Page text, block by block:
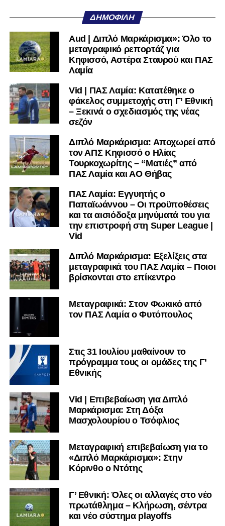
υπόλοιπο κόσμο. Ακολουθήστε το lamiara.gr στο
Twitterκαι στοInstagram
μαθαίνετε σε χρόνο dt όλα τα νέα.
ΔΗΜΟΦΙΛΉ
Aud | Διπλό Μαρκάρισμα»: Όλο το
μεταγραφικό ρεπορτάζ για
Κηφισσό, Αστέρα Σταυρού και ΠΑΣ
Λαμία
Vid | ΠΑΣ Λαμία: Κατατέθηκε ο
φάκελος συμμετοχής στη Γ’ Εθνική
– Ξεκινά ο σχεδιασμός της νέας
σεζόν
Διπλό Μαρκάρισμα: Αποχωρεί από
τον ΑΠΣ Κηφισσό ο Ηλίας
Τουρκοχωρίτης – “Ματιές” από
ΠΑΣ Λαμία και ΑΟ Θήβας
ΠΑΣ Λαμία: Εγγυητής ο
Παπαϊωάννου – Οι προϋποθέσεις
και τα αισιόδοξα μηνύματά του για
την επιστροφή στη Super League |
Vid
Διπλό Μαρκάρισμα: Εξελίξεις στα
μεταγραφικά του ΠΑΣ Λαμία – Ποιοι
βρίσκονται στο επίκεντρο
Μεταγραφικά: Στον Φωκικό από
τον ΠΑΣ Λαμία ο Φυτόπουλος
Στις 31 Ιουλίου μαθαίνουν το
πρόγραμμα τους οι ομάδες της Γ’
Εθνικής
Vid | Επιβεβαίωση για Διπλό
Μαρκάρισμα: Στη Δόξα
Μασχολουρίου ο Τσόφλιος
Μεταγραφική επιβεβαίωση για το
«Διπλό Μαρκάρισμα»: Στην
Κόρινθο ο Ντότης
Γ’ Εθνική: Όλες οι αλλαγές στο νέο
πρωτάθλημα – Κλήρωση, σέντρα
και νέο σύστημα playoffs